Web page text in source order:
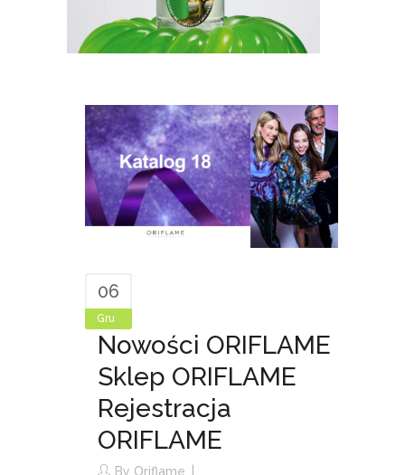
06
Gru
Nowości ORIFLAME
Sklep ORIFLAME
Rejestracja
ORIFLAME
By Oriflame